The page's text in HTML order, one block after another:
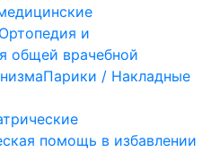
Ортопедия и
общей врачебной
Парики / Накладные
помощь в избавлении